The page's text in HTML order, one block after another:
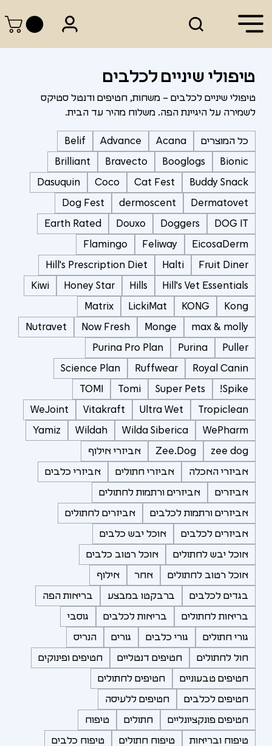
טיפולי שיניים לכלבים
טיפולי שיניים לכלבים – משחות, חטיפים ודנטל סטיקס
לשמירה על היגיינת הפה. משלוח מהיר עד הבית.
כל המוצרים Acana
Advance
Belif
Bionic
Booglogs
Bravecto
Brilliant
Buddy Snack
Cat Fest
Coco
Dasuquin
Dermatovet
dermoscent
Dog Fest
DOG IT
Doggers
Douxo
Earth Rated
EicosaDerm
Feliway
Flamingo
Fruit Diner
Halti
Hill's Prescription Diet
Hill's Vet Essentials
Hills
Honey Star
Kiwi
Kong
KONG
LickiMat
Matrix
max & molly
Monge
Now Fresh
Nutravet
Puller
Purina
Purina Pro Plan
Royal Canin
Ruffwear
Science Plan
Spike!
Super Pets
Tomi
TOMI
Tropiclean
Ultra Wet
Vitakraft
WeJoint
WePharm
Wilda Siberica
Wildah
Yamiz
zee dog
Zee.Dog אביזרי אילוף
אביזרי האכלה אביזרי חתולים אביזרי כלבים
אביזרים אביזרים ורתמות לחתולים
אביזרים ורתמות לכלבים אביזרים לחתולים
אביזרים לכלבים אוכל יבש כלבים
אוכל יבש לחתולים אוכל רטוב כלבים
אוכל רטוב לחתולים אחר אילוף
בגדים לכלבים ברבקטו במבצע בריאות הפה
בריאות לחתולים בריאות לכלבים גוסבי
גורי חתולים גורי כלבים גורים הנריס
חול לחתולים חטיפים דנטליים חטיפים ופינוקים
חטיפים טבעוניים חטיפים לחתולים
חטיפים לכלבים חטיפים ללעיסה
חטיפים פונקציונליים חתולים טיפוח
טיפוח ובריאות טיפוח חתולים טיפוח כלבים